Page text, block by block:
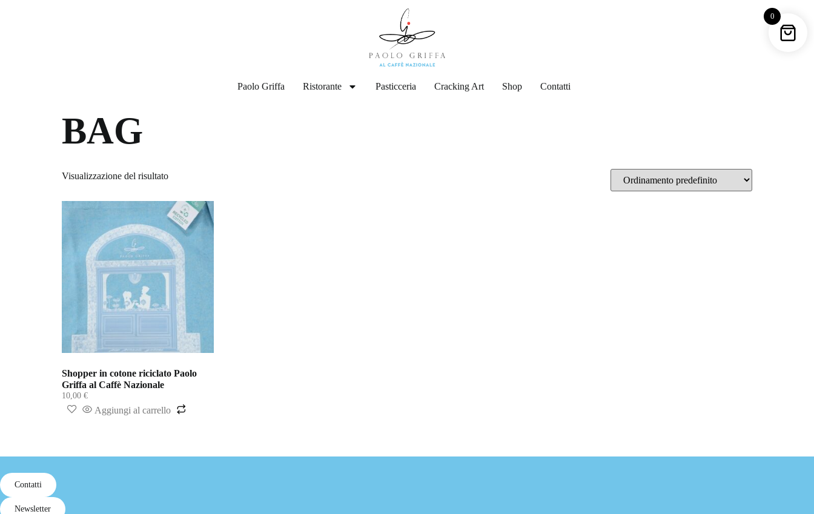
Paolo Griffa Ristorante Pasticceria Cracking Art Shop Contatti
BAG
Visualizzazione del risultato
Shopper in cotone riciclato Paolo
Griffa al Caffè Nazionale
10,00 €
Aggiungi al carrello
Contatti
Newsletter
0